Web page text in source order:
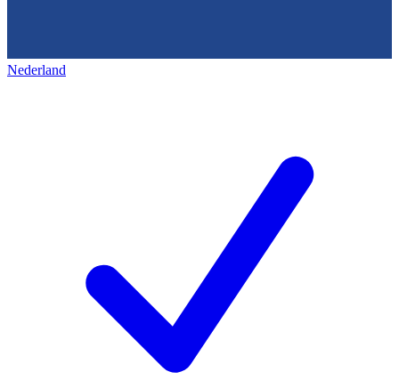
Nederland